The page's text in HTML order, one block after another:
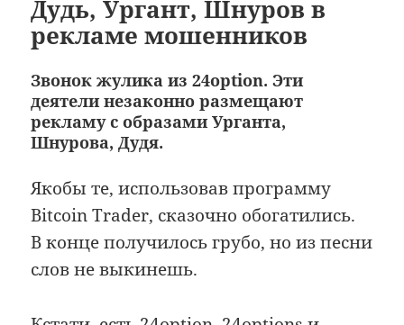
Дудь, Ургант, Шнуров в
рекламе мошенников
Звонок жулика из 24option. Эти
деятели незаконно размещают
рекламу с образами Урганта,
Шнурова, Дудя.
Якобы те, использовав программу
Bitcoin Trader, сказочно обогатились.
В конце получилось грубо, но из песни
слов не выкинешь.